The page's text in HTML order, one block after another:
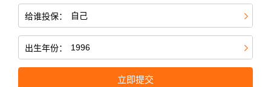
给谁投保：
出生年份：
立即提交